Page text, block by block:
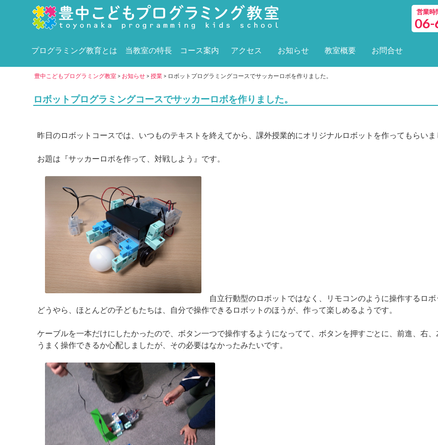
営業時
プログラミング教育とは 当教室の特長 コース案内 アクセス お知らせ 教室概要 お問合せ
豊中こどもプログラミング教室 > お知らせ > 授業 > ロボットプログラミングコースでサッカーロボを作りました。
ロボットプログラミングコースでサッカーロボを作りました。
昨日のロボットコースでは、いつものテキストを終えてから、課外授業的にオリジナルロボットを作ってもらい
お題は『サッカーロボを作って、対戦しよう』です。
自立行動型のロボットではなく、リモコンのように操作するロ
どうやら、ほとんどの子どもたちは、自分で操作できるロボットのほうが、作って楽しめるようです。
ケーブルを一本だけにしたかったので、ボタン一つで操作するようになってて、ボタンを押すごとに、前進、右
うまく操作できるか心配しましたが、その必要はなかったみたいです。